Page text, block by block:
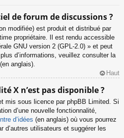
de forum de discussions ?
modifiée) est produit et distribué par
propriétaire. Il est rendu accessible
GNU version 2 (GPL-2.0) » et peut
d’informations, veuillez consulter la
anglais).
Haut
X n’est pas disponible ?
mis sous licence par phpBB Limited. Si
d’une nouvelle fonctionnalité,
d’idées (en anglais) où vous pourrez
d’autres utilisateurs et suggérer les